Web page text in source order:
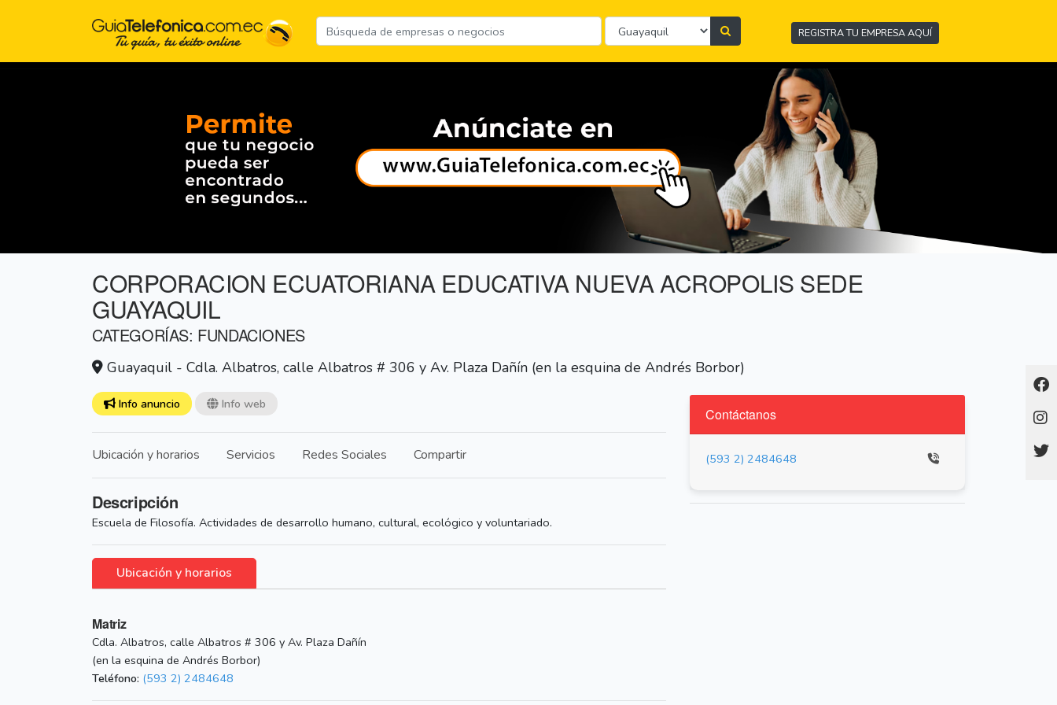
REGISTRA TU EMPRESA AQUÍ
CORPORACION ECUATORIANA EDUCATIVA NUEVA ACROPOLIS SEDE
GUAYAQUIL
CATEGORÍAS: FUNDACIONES
Guayaquil - Cdla. Albatros, calle Albatros # 306 y Av. Plaza Dañín (en la esquina de Andrés Borbor)
Info anuncio Info web
Ubicación y horarios Servicios Redes Sociales Compartir
Descripción
Escuela de Filosofía. Actividades de desarrollo humano, cultural, ecológico y voluntariado.
Ubicación y horarios
Matriz
Cdla. Albatros, calle Albatros # 306 y Av. Plaza Dañín
(en la esquina de Andrés Borbor)
Teléfono: (593 2) 2484648
Contáctanos
(593 2) 2484648